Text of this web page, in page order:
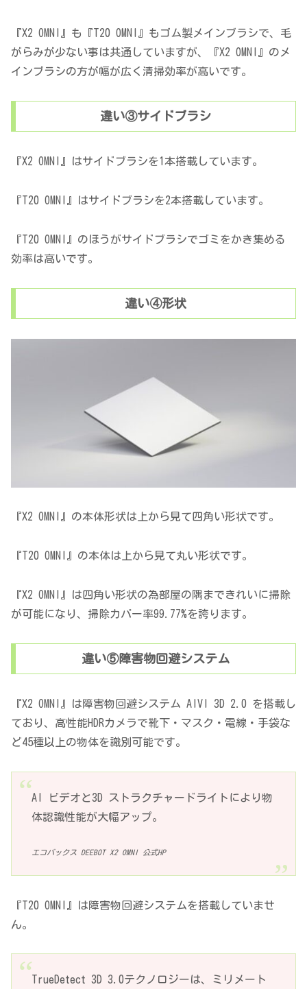
『X2 OMNI』も『T20 OMNI』もゴム製メインブラシで、毛
がらみが少ない事は共通していますが、『X2 OMNI』のメ
インブラシの方が幅が広く清掃効率が高いです。
違い③サイドブラシ
『X2 OMNI』はサイドブラシを1本搭載しています。
『T20 OMNI』はサイドブラシを2本搭載しています。
『T20 OMNI』のほうがサイドブラシでゴミをかき集める
効率は高いです。
違い④形状
『X2 OMNI』の本体形状は上から見て四角い形状です。
『T20 OMNI』の本体は上から見て丸い形状です。
『X2 OMNI』は四角い形状の為部屋の隅まできれいに掃除
が可能になり、掃除カバー率99.77%を誇ります。
違い⑤障害物回避システム
『X2 OMNI』は障害物回避システム AIVI 3D 2.0 を搭載し
ており、高性能HDRカメラで靴下・マスク・電線・手袋な
ど45種以上の物体を識別可能です。
AI ビデオと3D ストラクチャードライトにより物
体認識性能が大幅アップ。
エコバックス DEEBOT X2 OMNI 公式HP
『T20 OMNI』は障害物回避システムを搭載していませ
ん。
TrueDetect 3D 3.0テクノロジーは、ミリメート